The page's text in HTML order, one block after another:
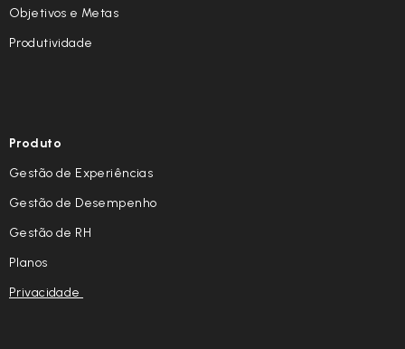
Objetivos e Metas
Produtividade
Produto
Gestão de Experiências
Gestão de Desempenho
Gestão de RH
Planos
Privacidade